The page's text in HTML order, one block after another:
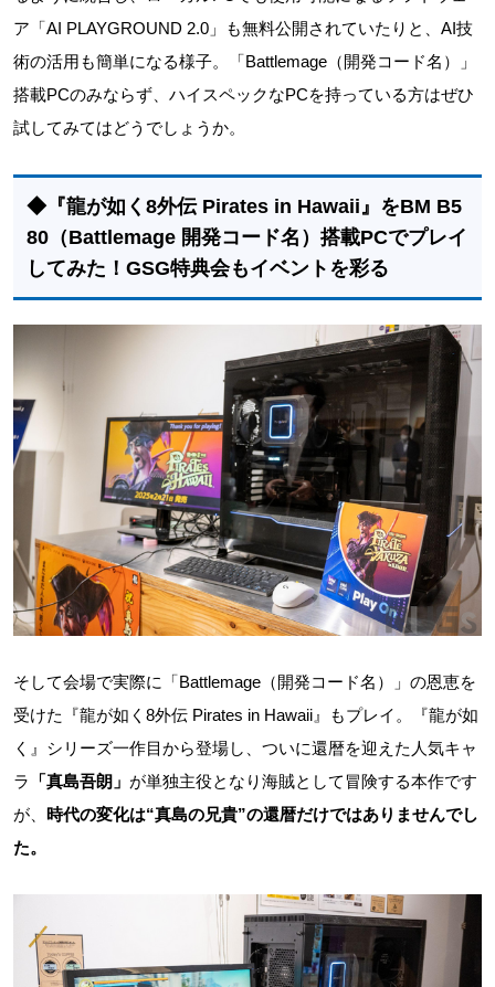
ア「AI PLAYGROUND 2.0」も無料公開されていたりと、AI技
術の活用も簡単になる様子。「Battlemage（開発コード名）」
搭載PCのみならず、ハイスペックなPCを持っている方はぜひ
試してみてはどうでしょうか。
◆『龍が如く8外伝 Pirates in Hawaii』をBM B5
80（Battlemage 開発コード名）搭載PCでプレイ
してみた！GSG特典会もイベントを彩る
そして会場で実際に「Battlemage（開発コード名）」の恩恵を
受けた『龍が如く8外伝 Pirates in Hawaii』もプレイ。『龍が如
く』シリーズ一作目から登場し、ついに還暦を迎えた人気キャ
ラ
「真島吾朗」 が単独主役となり海賊として冒険する本作です
が、 時代の変化は“真島の兄貴”の還暦だけではありませんでし
た。